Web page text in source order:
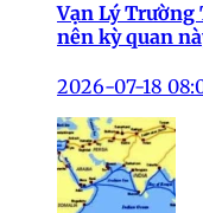
Vạn Lý Trường
nên kỳ quan
2026-07-18